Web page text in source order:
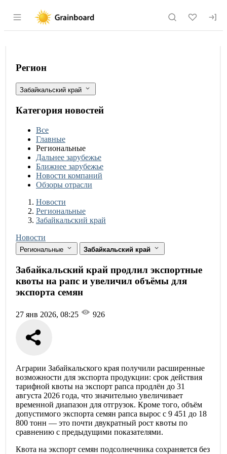
Раздел навигации по сайту
Забайкальский край продлил
Фильтры
Регион
Забайкальский край
Категория новостей
Все
Главные
Региональные
Дальнее зарубежье
Ближнее зарубежье
Новости компаний
Обзоры отрасли
Новости
Разделы
Новости
Региональные
Забайкальский край
Новости
Региональные Забайкальский край
Забайкальский край продлил экспортные
квоты на рапс и увеличил объёмы для
экспорта семян
27 янв 2026, 08:25 926
Аграрии Забайкальского края получили расширенные
возможности для экспорта продукции: срок действия
тарифной квоты на экспорт рапса продлён до 31
августа 2026 года, что значительно увеличивает
временной диапазон для отгрузок. Кроме того, объём
допустимого экспорта семян рапса вырос с 9 451 до 18
800 тонн — это почти двукратный рост квоты по
сравнению с предыдущими показателями.
Квота на экспорт семян подсолнечника сохраняется без